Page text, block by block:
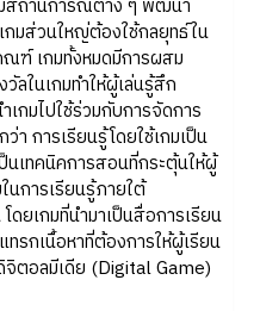
สถานการณ์ต่าง ๆ พัฒนา
มส่วนใหญ่ต้องใช้กลยุทธ์ใน
ณฑ์ เกมทั้งหมดมีการผสม
ลในเกมทำให้ผู้เล่นรู้สึก
กมไปใช้ร่วมกับการจัดการ
า การเรียนรู้โดยใช้เกมเป็น
นเทคนิคการสอนที่กระตุ้นให้ผู้
นการเรียนรู้ภายใต้
ยเกมที่นำมาเป็นสื่อการเรียน
รกเนื้อหาที่ต้องการให้ผู้เรียน
ตอลมีเดีย (Digital Game)